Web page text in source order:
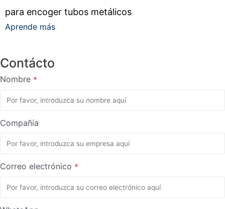
para encoger tubos metálicos
Aprende más
Contácto
Nombre *
Compañía
Correo electrónico *